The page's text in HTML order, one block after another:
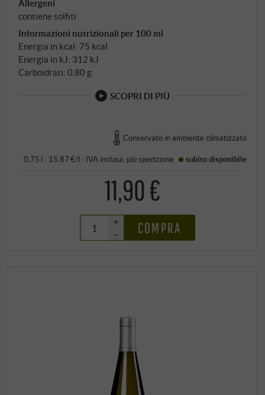
Allergeni
contiene solfiti
Informazioni nutrizionali per 100 ml
Energia in kcal: 75 kcal
Energia in kJ: 312 kJ
Carboidrati: 0,80 g
SCOPRI DI PIÙ
Conservato in ambiente climatizzato
0,75 l · 15,87 €/l · IVA inclusa, piùspedizione subito disponibile
11,90 €
+
–
COMPRA